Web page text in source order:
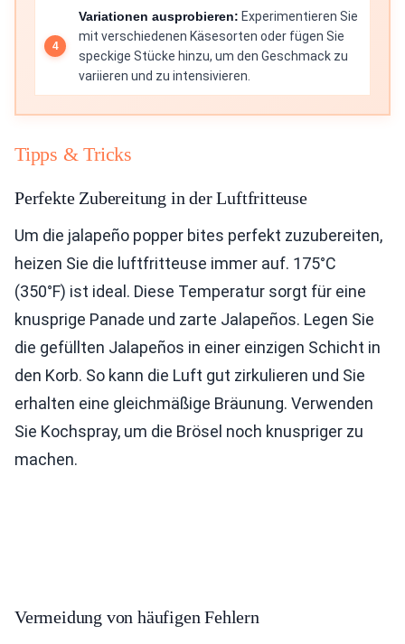
Variationen ausprobieren: Experimentieren Sie
mit verschiedenen Käsesorten oder fügen Sie
speckige Stücke hinzu, um den Geschmack zu
variieren und zu intensivieren.
Tipps & Tricks
Perfekte Zubereitung in der Luftfritteuse
Um die jalapeño popper bites perfekt zuzubereiten,
heizen Sie die luftfritteuse immer auf. 175°C
(350°F) ist ideal. Diese Temperatur sorgt für eine
knusprige Panade und zarte Jalapeños. Legen Sie
die gefüllten Jalapeños in einer einzigen Schicht in
den Korb. So kann die Luft gut zirkulieren und Sie
erhalten eine gleichmäßige Bräunung. Verwenden
Sie Kochspray, um die Brösel noch knuspriger zu
machen.
Vermeidung von häufigen Fehlern